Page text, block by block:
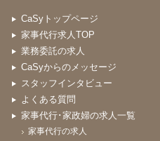
CaSyトップページ
家事代行求人TOP
業務委託の求人
CaSyからのメッセージ
スタッフインタビュー
よくある質問
家事代行･家政婦の求人一覧
家事代行の求人